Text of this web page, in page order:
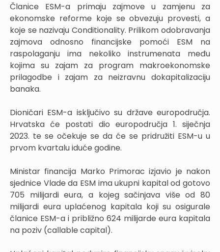
Članice ESM-a primaju zajmove u zamjenu za
ekonomske reforme koje se obvezuju provesti, a
koje se nazivaju Conditionality. Prilikom odobravanja
zajmova odnosno financijske pomoći ESM na
raspolaganju ima nekoliko instrumenata među
kojima su zajam za program makroekonomske
prilagodbe i zajam za neizravnu dokapitalizaciju
banaka.
Dioničari ESM-a isključivo su države europodručja.
Hrvatska će postati dio europodručja 1. siječnja
2023. te se očekuje se da će se pridružiti ESM-u u
prvom kvartalu iduće godine.
Ministar financija Marko Primorac izjavio je nakon
sjednice Vlade da ESM ima ukupni kapital od gotovo
705 milijardi eura, a kojeg sačinjava više od 80
milijardi eura uplaćenog kapitala koji su osigurale
članice ESM-a i približno 624 milijarde eura kapitala
na poziv (callable capital).